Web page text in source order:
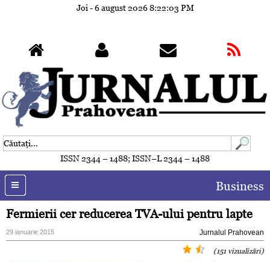
Joi - 6 august 20268:22:06 PM
ISSN 2344 – 1488; ISSN–L 2344 – 1488
Business
Fermierii cer reducerea TVA-ului pentru lapte
29 ianuarie 2015 Jurnalul Prahovean
(151 vizualizări)